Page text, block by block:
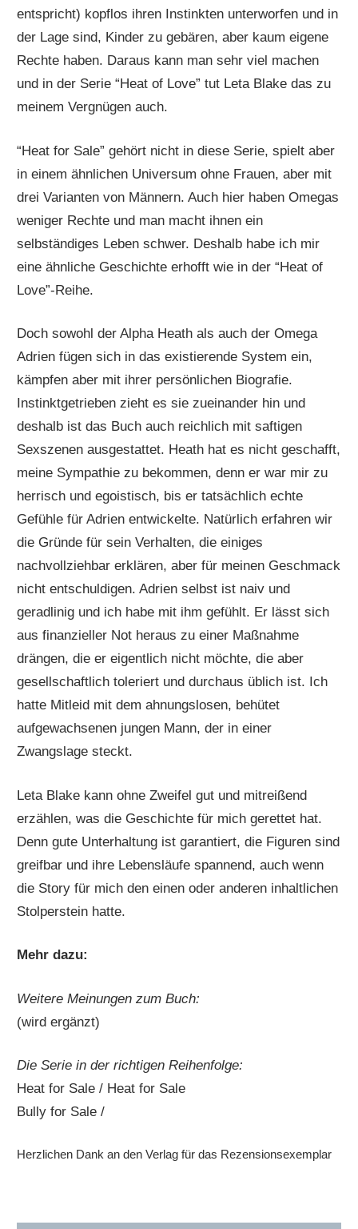
entspricht) kopflos ihren Instinkten unterworfen und in
der Lage sind, Kinder zu gebären, aber kaum eigene
Rechte haben. Daraus kann man sehr viel machen
und in der Serie “Heat of Love” tut Leta Blake das zu
meinem Vergnügen auch.
“Heat for Sale” gehört nicht in diese Serie, spielt aber
in einem ähnlichen Universum ohne Frauen, aber mit
drei Varianten von Männern. Auch hier haben Omegas
weniger Rechte und man macht ihnen ein
selbständiges Leben schwer. Deshalb habe ich mir
eine ähnliche Geschichte erhofft wie in der “Heat of
Love”-Reihe.
Doch sowohl der Alpha Heath als auch der Omega
Adrien fügen sich in das existierende System ein,
kämpfen aber mit ihrer persönlichen Biografie.
Instinktgetrieben zieht es sie zueinander hin und
deshalb ist das Buch auch reichlich mit saftigen
Sexszenen ausgestattet. Heath hat es nicht geschafft,
meine Sympathie zu bekommen, denn er war mir zu
herrisch und egoistisch, bis er tatsächlich echte
Gefühle für Adrien entwickelte. Natürlich erfahren wir
die Gründe für sein Verhalten, die einiges
nachvollziehbar erklären, aber für meinen Geschmack
nicht entschuldigen. Adrien selbst ist naiv und
geradlinig und ich habe mit ihm gefühlt. Er lässt sich
aus finanzieller Not heraus zu einer Maßnahme
drängen, die er eigentlich nicht möchte, die aber
gesellschaftlich toleriert und durchaus üblich ist. Ich
hatte Mitleid mit dem ahnungslosen, behütet
aufgewachsenen jungen Mann, der in einer
Zwangslage steckt.
Leta Blake kann ohne Zweifel gut und mitreißend
erzählen, was die Geschichte für mich gerettet hat.
Denn gute Unterhaltung ist garantiert, die Figuren sind
greifbar und ihre Lebensläufe spannend, auch wenn
die Story für mich den einen oder anderen inhaltlichen
Stolperstein hatte.
Mehr dazu:
Weitere Meinungen zum Buch:
(wird ergänzt)
Die Serie in der richtigen Reihenfolge:
Heat for Sale / Heat for Sale
Bully for Sale /
Herzlichen Dank an den Verlag für das Rezensionsexemplar